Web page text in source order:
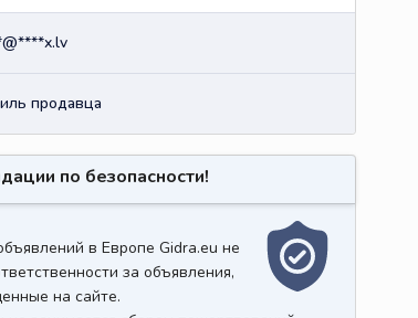
продавца
по безопасности!
в Европе Gidra.eu не
за объявления,
на сайте.